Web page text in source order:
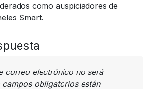
como auspiciadores de
Smart.
correo electrónico no será
campos obligatorios están